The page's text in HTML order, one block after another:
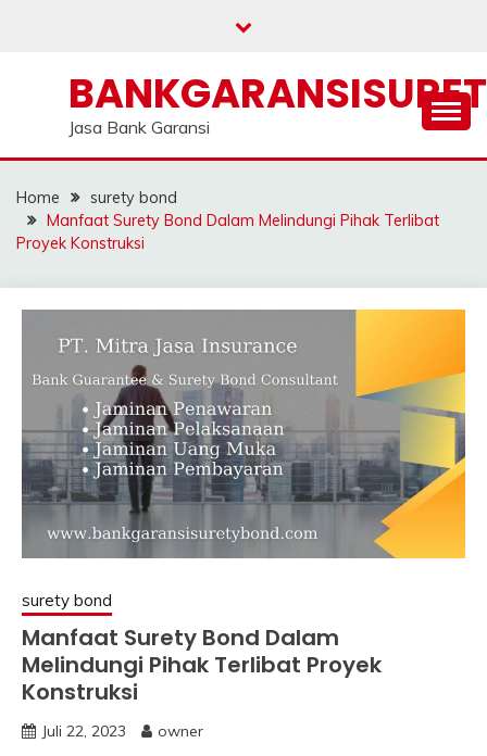
Jasa Bank Garansi
Home
surety bond
Manfaat Surety Bond Dalam Melindungi Pihak Terlibat
Proyek Konstruksi
surety bond
Manfaat Surety Bond Dalam
Melindungi Pihak Terlibat Proyek
Konstruksi
Juli 22, 2023 owner